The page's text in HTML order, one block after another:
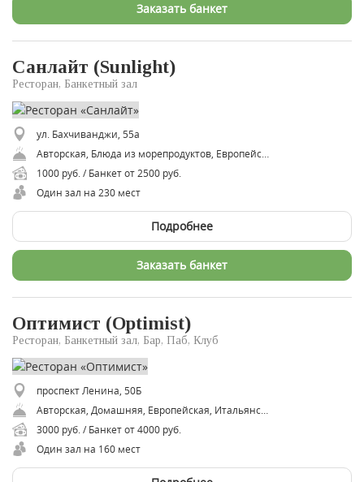
Заказать банкет
Санлайт (Sunlight)
Ресторан, Банкетный зал
ул. Бахчиванджи, 55a
1000 руб. / Банкет от 2500 руб.
Один зал на 230 мест
Подробнее
Заказать банкет
Оптимист (Optimist)
Ресторан, Банкетный зал, Бар, Паб, Клуб
проспект Ленина, 50Б
3000 руб. / Банкет от 4000 руб.
Один зал на 160 мест